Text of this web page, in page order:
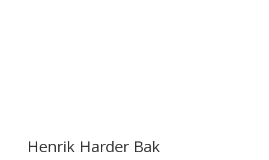
Henrik Harder Bak